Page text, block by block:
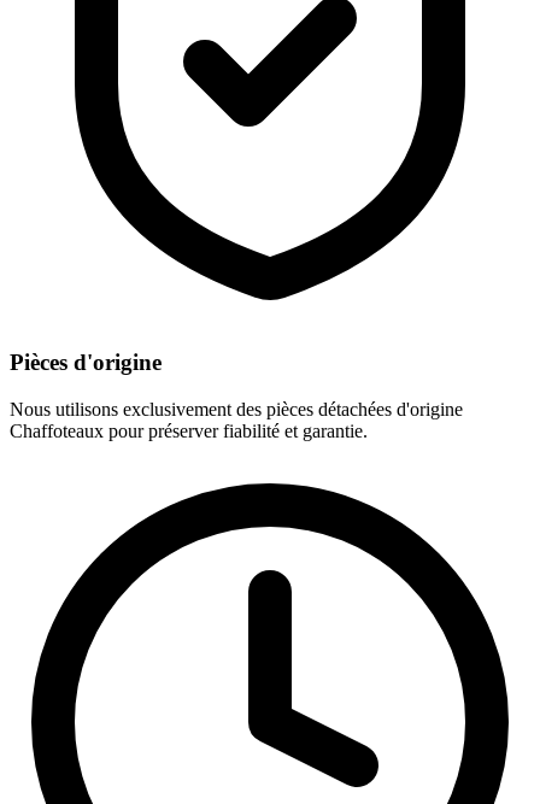
Pièces d'origine
Nous utilisons exclusivement des pièces détachées d'origine
Chaffoteaux pour préserver fiabilité et garantie.